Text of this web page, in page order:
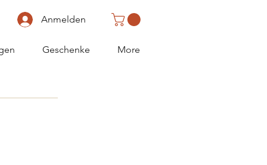
Anmelden
Geschenke More